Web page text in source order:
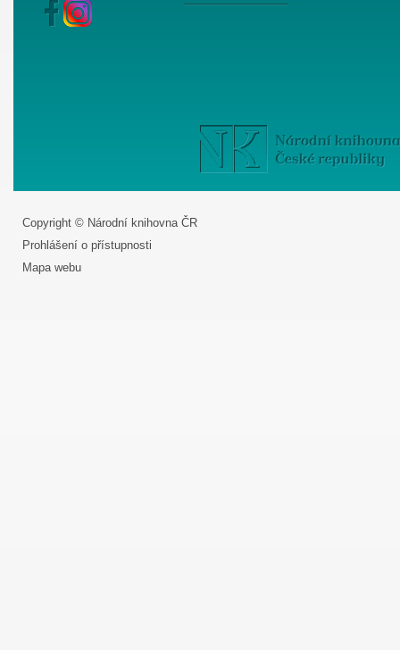
Copyright © Národní knihovna ČR
Prohlášení o přístupnosti
Mapa webu